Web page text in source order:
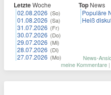
LetzteWoche
02.08.2026 (So)
01.08.2026 (Sa)
31.07.2026 (Fr)
30.07.2026 (Do)
29.07.2026 (Mi)
28.07.2026 (Di)
27.07.2026 (Mo)
Top News
Populäre
Heiß
News-
meine Kommentare |